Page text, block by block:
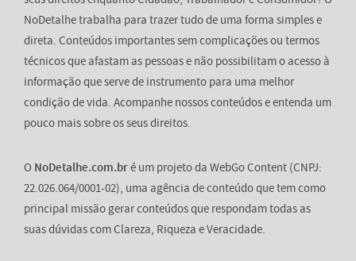
NoDetalhe trabalha para trazer tudo de uma forma simples e
direta. Conteúdos importantes sem complicações ou termos
técnicos que afastam as pessoas e não possibilitam o acesso à
informação que serve de instrumento para uma melhor
condição de vida. Acompanhe nossos conteúdos e entenda um
pouco mais sobre os seus direitos.
O NoDetalhe.com.bré um projeto da WebGo Content (CNPJ:
22.026.064/0001-02), uma agência de conteúdo que tem como
principal missão gerar conteúdos que respondam todas as
suas dúvidas com Clareza, Riqueza e Veracidade.